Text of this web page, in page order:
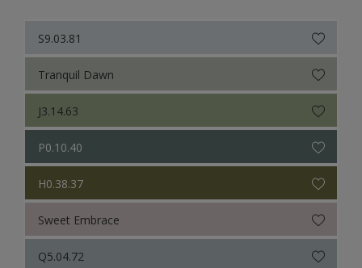
S9.03.81
Tranquil Dawn
J3.14.63
P0.10.40
H0.38.37
Sweet Embrace
Q5.04.72